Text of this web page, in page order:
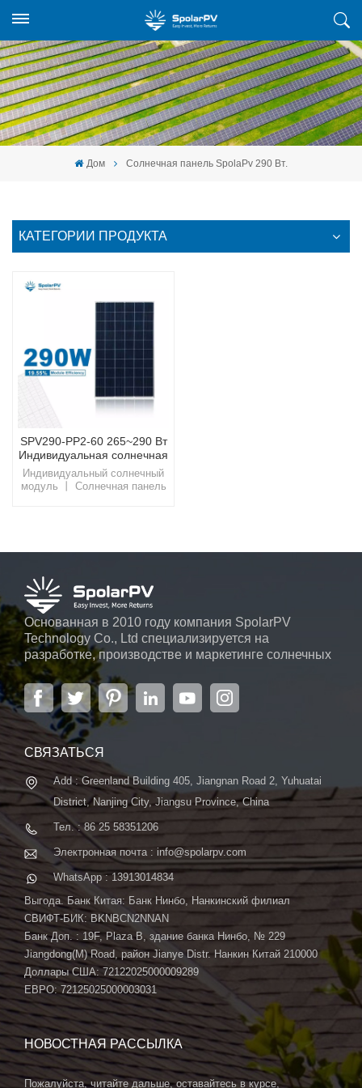
Дом Солнечная панель SpolaPv 290 Вт.
КАТЕГОРИИ ПРОДУКТА
SPV290-PP2-60 265~290 Вт
Индивидуальная солнечная
панель
Индивидуальный солнечный
модуль 丨 Солнечная панель
устойчивостью для более
Основанная в 2010 году компания SpolarPV
Technology Co., Ltd специализируется на
разработке, производстве и маркетинге солнечных
элементов, солнечных модулей и солнечных
энергетических систем. Компания, расположенная
в Нанкине, столице провинции Цзянсу, на площади
6000 м2, может похвастаться передовой
автоматической системой ...
СВЯЗАТЬСЯ
Add : Greenland Building 405, Jiangnan Road 2, Yuhuatai
District, Nanjing City, Jiangsu Province, China
Тел. : 86 25 58351206
Электронная почта : info@spolarpv.com
WhatsApp : 13913014834
Выгода. Банк Китая: Банк Нинбо, Нанкинский филиал
СВИФТ-БИК: BKNBCN2NNAN
Банк Доп. : 19F, Plaza B, здание банка Нинбо, № 229
Jiangdong(M) Road, район Jianye Distr. Нанкин Китай 210000
Доллары США: 72122025000009289
ЕВРО: 72125025000003031
НОВОСТНАЯ РАССЫЛКА
Пожалуйста, читайте дальше, оставайтесь в курсе,